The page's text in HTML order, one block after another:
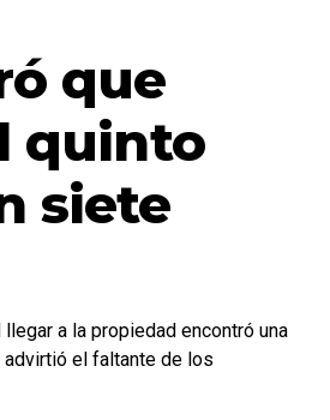
que
quinto
siete
a la propiedad encontró una
el faltante de los